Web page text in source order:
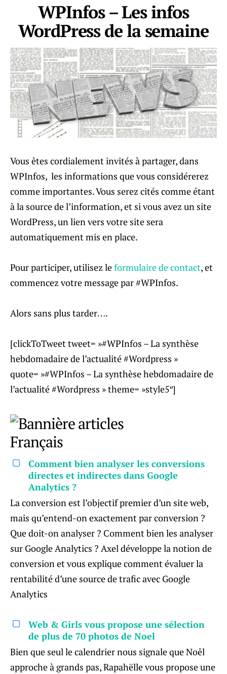
WPInfos – Les infos
WordPress de la semaine
Vous êtes cordialement invités à partager, dans
WPInfos, les informations que vous considérerez
comme importantes. Vous serez cités comme étant
à la source de l’information, et si vous avez un site
WordPress, un lien vers votre site sera
automatiquement mis en place.
Pour participer, utilisez leformulaire de contact, et
commencez votre message par #WPInfos.
Alors sans plus tarder….
[clickToTweet tweet= »#WPInfos – La synthèse
hebdomadaire de l’actualité #Wordpress »
quote= »#WPInfos – La synthèse hebdomadaire de
l’actualité #Wordpress » theme= »style5″]
Comment bien analyser les conversions
directes et indirectes dans Google
Analytics ?
La conversion est l’objectif premier d’un site web,
mais qu’entend-on exactement par conversion ?
Que doit-on analyser ? Comment bien les analyser
sur Google Analytics ? Axel développe la notion de
conversion et vous explique comment évaluer la
rentabilité d’une source de trafic avec Google
Analytics
Web & Girls vous propose une sélection
de plus de 70 photos de Noel
Bien que seul le calendrier nous signale que Noêl
approche à grands pas, Rapahëlle vous propose une